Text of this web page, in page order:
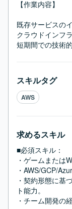
【作業内容】
既存サービスの
クラウドインフ
短期間での技術
スキルタグ
AWS
求めるスキル
■必須スキル：
・ゲームまたは
・AWS/GCP/
・契約形態に基
ト能力。
・チーム開発の